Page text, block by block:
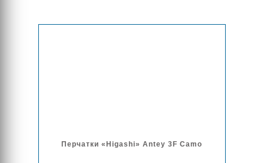
Перчатки «Higashi» Antey 3F Camo